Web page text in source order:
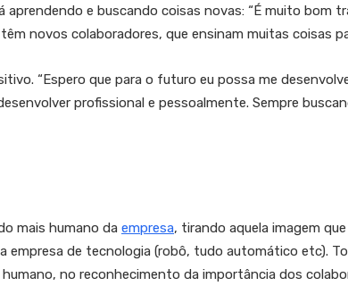
aprendendo e buscando coisas novas: “É muito bom
novos colaboradores, que ensinam muitas coisas
“Espero que para o futuro eu possa me
profissional e pessoalmente. Sempre
mais humano da empresa, tirando aquela imagem
empresa de tecnologia (robô, tudo automático etc).
no reconhecimento da importância dos